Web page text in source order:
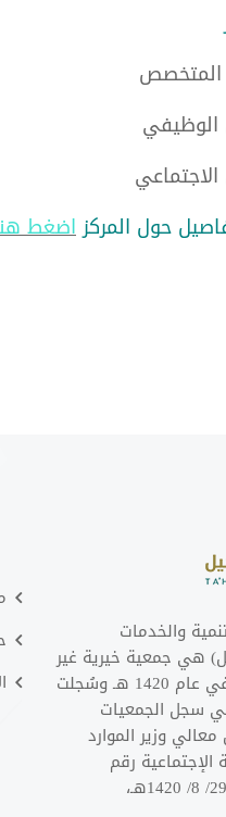
المتخصص
الوظيفي
حول المركزاضغط
والخدمات
هي جمعية خيرية غير
ربحية تأسست في عام 1420 هـ وسُجلت
رقم 160 في سجل الجمعيات
معالي وزير الموارد
الإجتماعية رقم